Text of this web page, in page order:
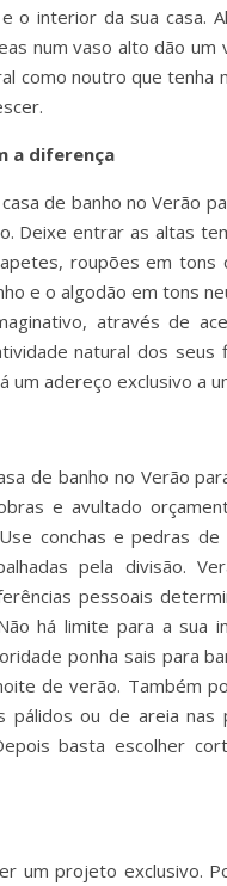
o interior da sua casa.
num vaso alto dão
como noutro que
a diferença
de banho no Verão
Deixe entrar as altas
roupões em
e o algodão em tons
através de
natural dos seus
adereço exclusivo a
de banho no Verão
e avultado
conchas e pedras
pela divisão.
pessoais
há limite para a sua
ponha sais para
de verão. Também
pálidos ou de areia
basta escolher
um projeto exclusivo.